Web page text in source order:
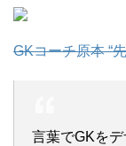
GKコーチ原本 “
言葉でGKを